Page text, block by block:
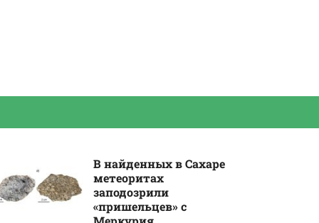
В найденных в Сахаре
метеоритах
заподозрили
«пришельцев» с